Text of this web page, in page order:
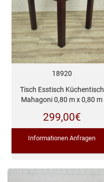
18920
Tisch Esstisch Küchentisch
Mahagoni 0,80 m x 0,80 m
299,00€
Informationen Anfragen